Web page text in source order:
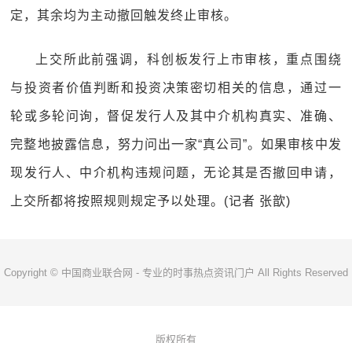
定，其余均为主动撤回触发终止审核。
上交所此前强调，科创板发行上市审核，重点围绕
与投资者价值判断和投资决策密切相关的信息，通过一
轮或多轮问询，督促发行人及其中介机构真实、准确、
完整地披露信息，努力问出一家“真公司”。如果审核中发
现发行人、中介机构违规问题，无论其是否撤回申请，
上交所都将按照规则规定予以处理。(记者 张歆)
Copyright © 中国商业联合网 - 专业的时事热点资讯门户 All Rights Reserved
版权所有